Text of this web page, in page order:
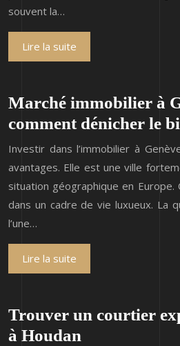
souvent la…
Lire la suite
Marché immobilier à
comment dénicher le
Investir dans l’immobilier à
avantages. Elle est une ville
situation géographique en Europe.
dans un cadre de vie luxueux. La
l’une…
Lire la suite
Trouver un courtier
à Houdan